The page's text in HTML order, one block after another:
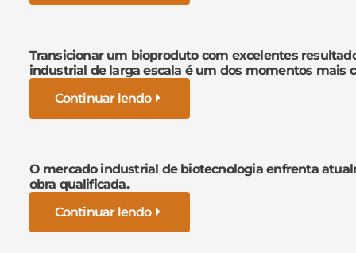
Transicionar um bioproduto com excelentes
industrial de larga escala é um dos momentos mais
Continuar lendo
O mercado industrial de biotecnologia enfrenta
obra qualificada.
Continuar lendo